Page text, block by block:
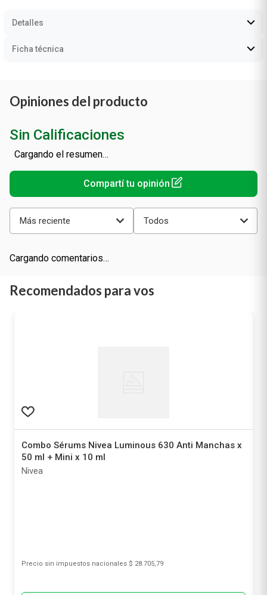
Detalles
Ficha técnica
Opiniones del producto
Sin Calificaciones
Cargando el resumen…
Más reciente Todos
Cargando comentarios…
Recomendados para vos
Combo Sérums Nivea Luminous 630 Anti Manchas x
50 ml + Mini x 10 ml
Nivea
Precio sin impuestos nacionales $ 28.705,79